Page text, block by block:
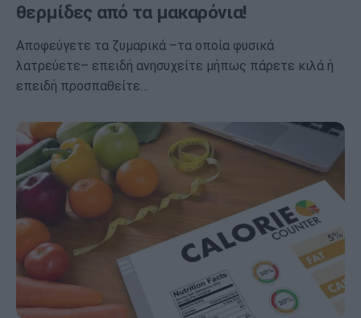
θερμίδες από τα μακαρόνια!
Αποφεύγετε τα ζυμαρικά –τα οποία φυσικά
λατρεύετε– επειδή ανησυχείτε μήπως πάρετε κιλά ή
επειδή προσπαθείτε…